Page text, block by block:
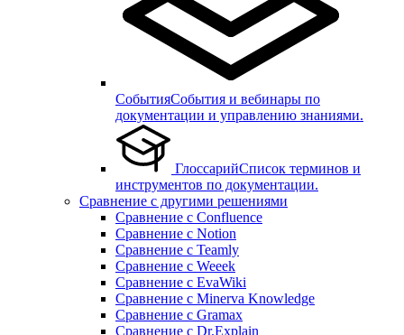
СобытияСобытия и вебинары по
документации и управлению знаниями.
ГлоссарийСписок терминов и
инструментов по документации.
Сравнение с другими решениями
Сравнение с Confluence
Сравнение с Notion
Сравнение с Teamly
Сравнение с Weeek
Сравнение с EvaWiki
Сравнение с Minerva Knowledge
Сравнение с Gramax
Сравнение с Dr.Explain